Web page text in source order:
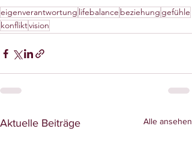
eigenverantwortung lifebalance beziehung gefühle
konfliktvision
Aktuelle Beiträge Alle ansehen